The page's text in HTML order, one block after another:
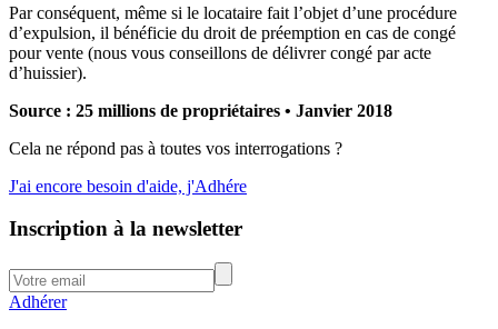
Par conséquent, même si le locataire fait l’objet d’une procédure
d’expulsion, il bénéficie du droit de préemption en cas de congé
pour vente (nous vous conseillons de délivrer congé par acte
d’huissier).
Source : 25 millions de propriétaires • Janvier 2018
Cela ne répond pas à toutes vos interrogations ?
J'ai encore besoin d'aide, j'Adhére
Inscription à la newsletter
Adhérer